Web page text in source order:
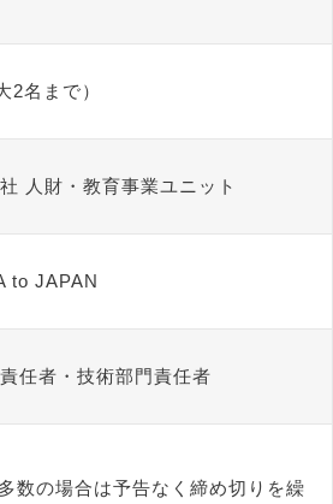
2名まで）
人財・教育事業ユニット
to JAPAN
任者・技術部門責任者
数の場合は予告なく締め切りを繰